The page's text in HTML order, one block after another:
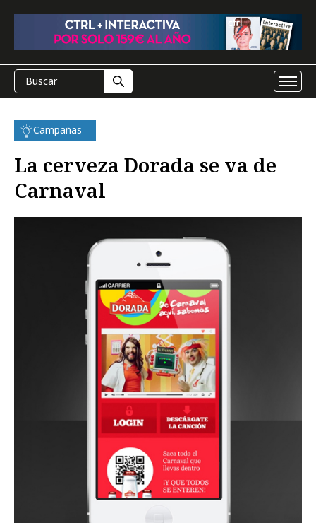
Campañas
La cerveza Dorada se va de
Carnaval